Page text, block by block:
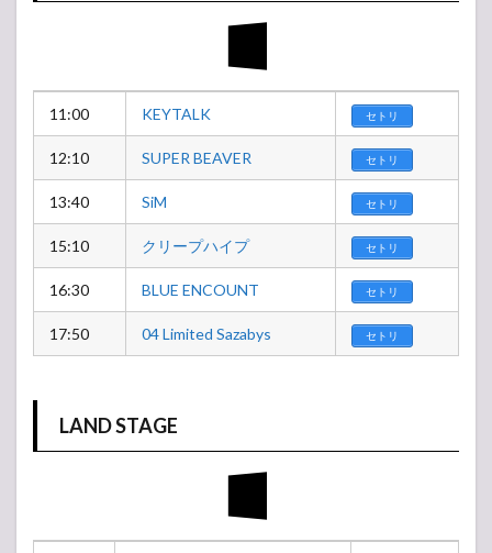
11:00 KEYTALK セトリ
12:10 SUPER BEAVER セトリ
13:40 SiM セトリ
15:10 クリープハイプ セトリ
16:30 BLUE ENCOUNT セトリ
17:50 04 Limited Sazabys セトリ
LAND STAGE